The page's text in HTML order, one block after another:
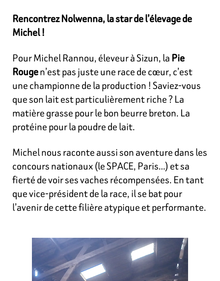
Rencontrez Nolwenna, la star de l’élevage de
Michel !
Pour Michel Rannou, éleveur à Sizun, la Pie
Rougen’est pas juste une race de cœur, c’est
une championne de la production ! Saviez-vous
que son lait est particulièrement riche ? La
matière grasse pour le bon beurre breton. La
protéine pour la poudre de lait.
Michel nous raconte aussi son aventure dans les
concours nationaux (le SPACE, Paris…) et sa
fierté de voir ses vaches récompensées. En tant
que vice-président de la race, il se bat pour
l’avenir de cette filière atypique et performante.